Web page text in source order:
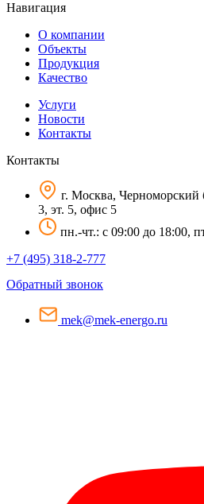
Навигация
О компании
Объекты
Продукция
Качество
Услуги
Новости
Контакты
Контакты
г. Москва, Черноморский
3, эт. 5, офис 5
пн.-чт.: c 09:00 до 18:00,
+7 (495) 318-2-777
Обратный звонок
mek@mek-energo.ru